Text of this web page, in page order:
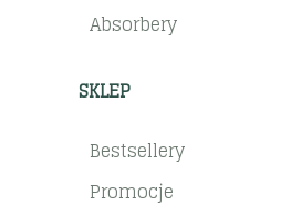
Absorbery
SKLEP
Bestsellery
Promocje